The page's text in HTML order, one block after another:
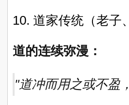
10. 道家传统（老子
道的连续弥漫：
"道冲而用之或不盈